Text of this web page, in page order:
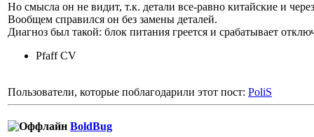
Но смысла он не видит, т.к. детали все-равно китайские и
Вообщем справился он без замены деталей.
Диагноз был такой: блок питания греется и срабатывает
Pfaff CV
Пользователи, которые поблагодарили этот пост: PoliS
BoldBug